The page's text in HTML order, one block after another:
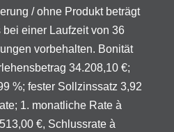
/ ohne Produkt beträgt
einer Laufzeit von 36
vorbehalten. Bonität
34.208,10 €;
%; fester Sollzinssatz 3,92
1. monatliche Rate à
€, Schlussrate à